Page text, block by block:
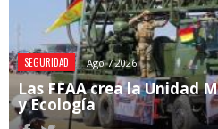
SEGURIDAD Ago 7 2026
Las FFAA crea la Unidad
y Ecología